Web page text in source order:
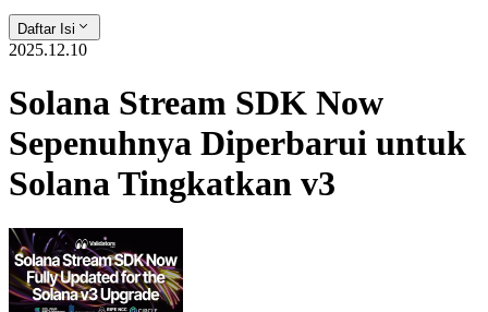
Daftar Isi
2025.12.10
Solana Stream SDK Now
Sepenuhnya Diperbarui untuk
Solana Tingkatkan v3